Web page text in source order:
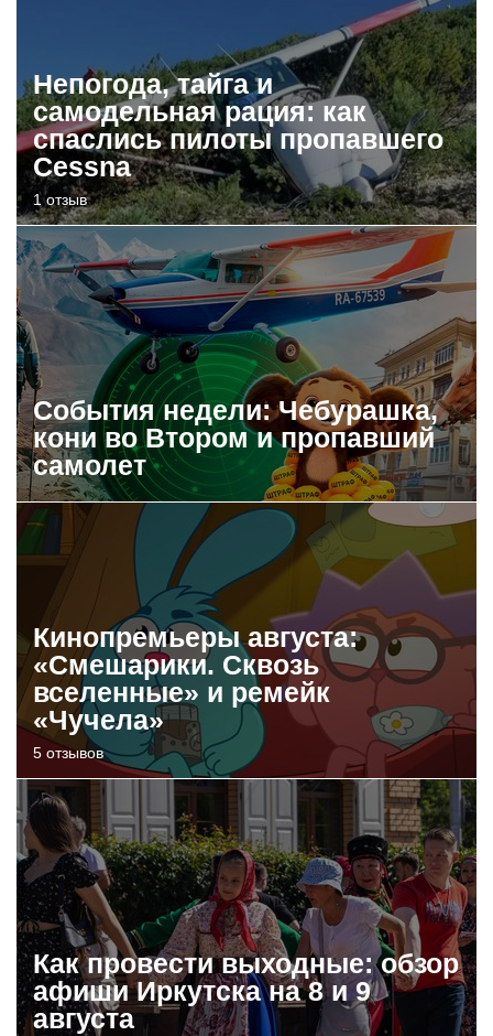
Непогода, тайга и
самодельная рация: как
спаслись пилоты пропавшего
Cessna
1 отзыв
События недели: Чебурашка,
кони во Втором и пропавший
самолет
Кинопремьеры августа:
«Смешарики. Сквозь
вселенные» и ремейк
«Чучела»
5 отзывов
Как провести выходные: обзор
афиши Иркутска на 8 и 9
августа